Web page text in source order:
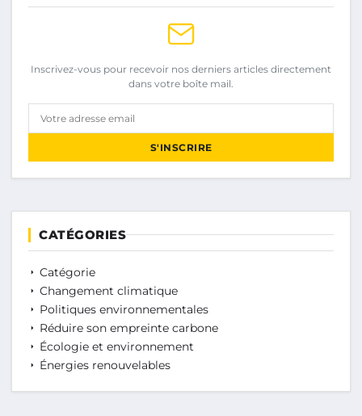
Inscrivez-vous pour recevoir nos derniers articles directement
dans votre boîte mail.
Votre adresse email
S'INSCRIRE
CATÉGORIES
Catégorie
Changement climatique
Politiques environnementales
Réduire son empreinte carbone
Écologie et environnement
Énergies renouvelables